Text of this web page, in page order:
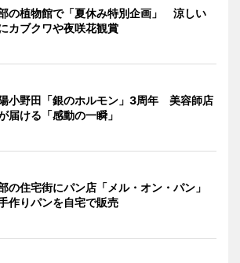
の植物館で「夏休み特別企画」 涼しい
カブクワや夜咲花観賞
小野田「銀のホルモン」3周年 美容師店
届ける「感動の一瞬」
の住宅街にパン店「メル・オン・パン」
作りパンを自宅で販売